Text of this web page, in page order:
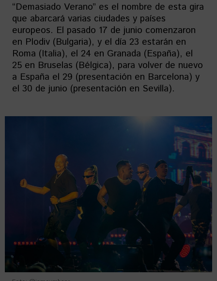
“Demasiado Verano” es el nombre de esta gira
que abarcará varias ciudades y países
europeos. El pasado 17 de junio comenzaron
en Plodiv (Bulgaria), y el día 23 estarán en
Roma (Italia), el 24 en Granada (España), el
25 en Bruselas (Bélgica), para volver de nuevo
a España el 29 (presentación en Barcelona) y
el 30 de junio (presentación en Sevilla).